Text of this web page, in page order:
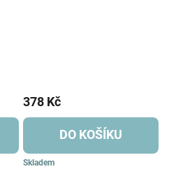
Skladem
378 Kč
DO KOŠÍKU